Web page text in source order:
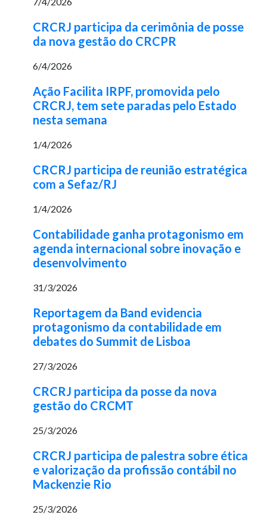
CRCRJ participa da cerimônia de posse
da nova gestão do CRCPR
6/4/2026
Ação Facilita IRPF, promovida pelo
CRCRJ, tem sete paradas pelo Estado
nesta semana
1/4/2026
CRCRJ participa de reunião estratégica
com a Sefaz/RJ
1/4/2026
Contabilidade ganha protagonismo em
agenda internacional sobre inovação e
desenvolvimento
31/3/2026
Reportagem da Band evidencia
protagonismo da contabilidade em
debates do Summit de Lisboa
27/3/2026
CRCRJ participa da posse da nova
gestão do CRCMT
25/3/2026
CRCRJ participa de palestra sobre ética
e valorização da profissão contábil no
Mackenzie Rio
25/3/2026